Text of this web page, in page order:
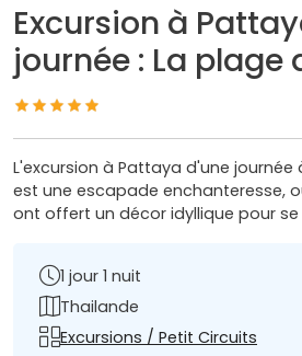
Excursion à
journée : La plage
L'excursion à Pattaya d'une
est une escapade enchanteresse,
ont offert un décor idyllique pour
1 jour 1 nuit
Thailande
Excursions / Petit Circuits